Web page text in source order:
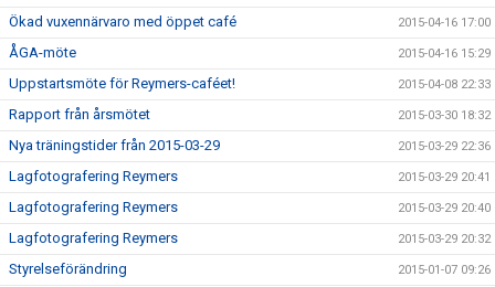
Ökad vuxennärvaro med öppet café 2015-04-16 17:00
ÅGA-möte 2015-04-16 15:29
Uppstartsmöte för Reymers-caféet! 2015-04-08 22:33
Rapport från årsmötet 2015-03-30 18:32
Nya träningstider från 2015-03-29 2015-03-29 22:36
Lagfotografering Reymers 2015-03-29 20:41
Lagfotografering Reymers 2015-03-29 20:40
Lagfotografering Reymers 2015-03-29 20:32
Styrelseförändring 2015-01-07 09:26